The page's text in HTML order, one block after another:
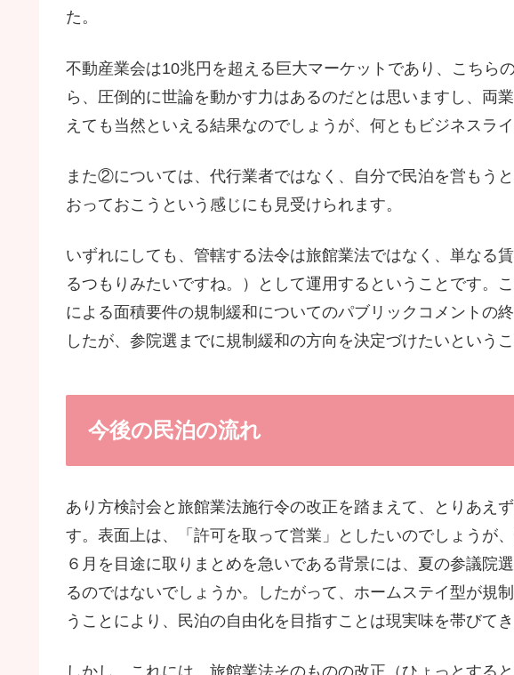
た。
不動産業会は10兆円を超える巨大マーケットであり、こちら
ら、圧倒的に世論を動かす力はあるのだとは思いますし、両
えても当然といえる結果なのでしょうが、何ともビジネスラ
また②については、代行業者ではなく、自分で民泊を営もう
おっておこうという感じにも見受けられます。
いずれにしても、管轄する法令は旅館業法ではなく、単なる
るつもりみたいですね。）として運用するということです。
による面積要件の規制緩和についてのパブリックコメントの
したが、参院選までに規制緩和の方向を決定づけたいという
今後の民泊の流れ
あり方検討会と旅館業法施行令の改正を踏まえて、とりあえ
す。表面上は、「許可を取って営業」としたいのでしょうが
６月を目途に取りまとめを急いである背景には、夏の参議院
るのではないでしょうか。したがって、ホームステイ型が規
うことにより、民泊の自由化を目指すことは現実味を帯びてき